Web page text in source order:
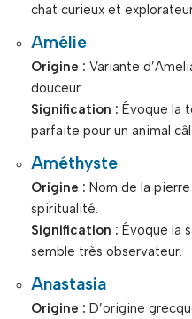
chat curieux et
Amélie
Origine : Variante
douceur.
Signification : Évoque la
parfaite pour un animal
Améthyste
Origine : Nom de la
spiritualité.
Signification : Évoque la
semble très observateur.
Anastasia
Origine : D’origine